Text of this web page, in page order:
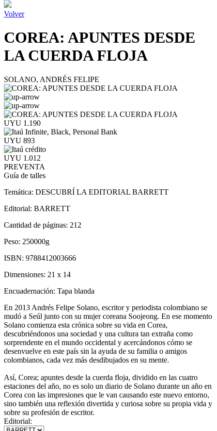
Volver
COREA: APUNTES DESDE
LA CUERDA FLOJA
SOLANO, ANDRÉS FELIPE
UYU 1.190
UYU 893
UYU 1.012
PREVENTA
Guía de talles
Temática: DESCUBRÍ LA EDITORIAL BARRETT
Editorial: BARRETT
Cantidad de páginas: 212
Peso: 250000g
ISBN: 9788412003666
Dimensiones: 21 x 14
Encuadernación: Tapa blanda
En 2013 Andrés Felipe Solano, escritor y periodista colombiano se
mudó a Seúl junto con su mujer coreana Soojeong. En ese momento
Solano comienza esta crónica sobre su vida en Corea,
descubriéndonos una sociedad y una cultura tan extraña como
sorprendente en el mundo occidental y acercándonos cómo se
desenvuelve en este país sin la ayuda de su familia o amigos
colombianos, cada vez más desdibujados en su mente.
Así, Corea; apuntes desde la cuerda floja, dividido en las cuatro
estaciones del año, no es solo un diario de Solano durante un año en
Corea con las impresiones que le van causando este nuevo entorno,
sino también una reflexión divertida y curiosa sobre su propia vida y
sobre su profesión de escritor.
Editorial: